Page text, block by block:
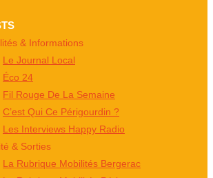
& Informations
Le Journal Local
Éco 24
Fil Rouge De La Semaine
C’est Qui Ce Périgourdin ?
Les Interviews Happy Radio
& Sorties
La Rubrique Mobilités Bergerac